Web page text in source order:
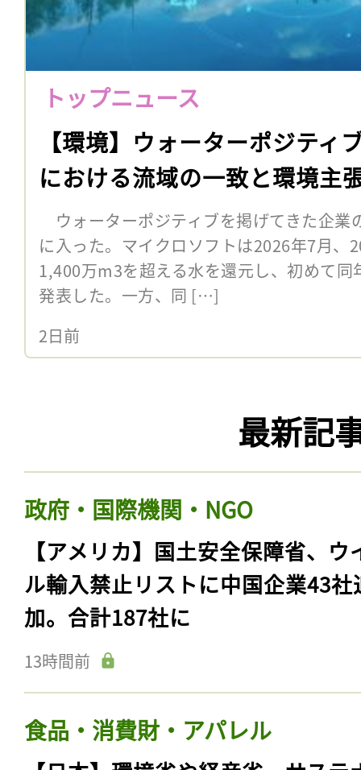
トップニュース
【環境】ウォーターポジティ
における流域の一致と環境主
ウォーターポジティブを掲げてきた企業
に入った。マイクロソフトは2026年7月、
1,400万m3を超える水を還元し、初めて
発表した。一方、同 […]
2日前
最新記
政府・国際機関・NGO
【アメリカ】国土安全保障省、ウ
ル輸入禁止リストに中国企業43社
加。合計187社に
13時間前
食品・消費財・アパレル